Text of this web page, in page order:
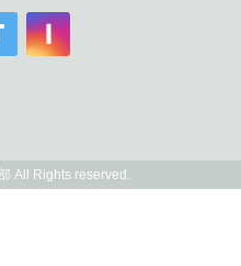
All Rights reserved.